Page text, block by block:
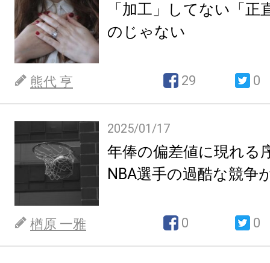
「加工」してない「正
のじゃない
熊代 亨 29 0
2025/01/17
年俸の偏差値に現れる
NBA選手の過酷な競争
楢原 一雅 0 0